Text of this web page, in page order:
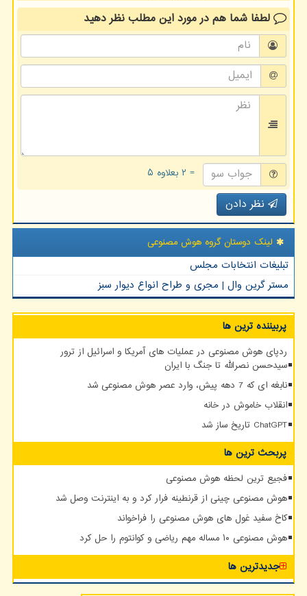
لطفا شما همدر مورد این مطلبنظر دهید
= ۲ بعلاوه ۵
نظر دادن
لینک دوستان گروه هوش مصنوعی
تبلیغات انتخابات مجلس
مستر گرین وال | مجری و طراح انواع دیوار سبز
پربیننده ترین ها
ردپای هوش مصنوعی در عملیات های آمریکا و اسرائیل از ترور
سیدحسن نصرالله تا جنگ با ایران
نابغه ای که 7 دهه پیش، وارد عصر هوش مصنوعی شد
انقلاب خاموش در خانه
ChatGPT تاریخ ساز شد
پربحث ترین ها
فجیع ترین لحظه هوش مصنوعی
هوش مصنوعی چینی از قرنطینه فرار کرد و به اینترنت وصل شد
کاخ سفید غول های هوش مصنوعی را فراخواند
هوش مصنوعی ۱۰ مساله مهم ریاضی و کوانتوم را حل کرد
جدیدترین ها